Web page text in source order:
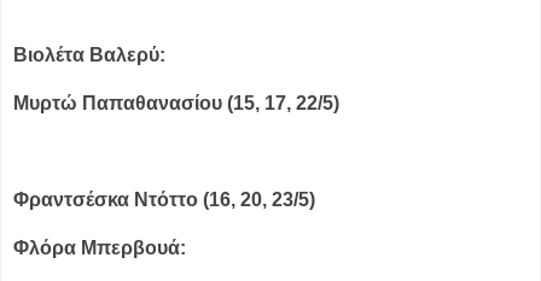
Βιολέτα Βαλερύ:
Mυρτώ Παπαθανασίου (15, 17, 22/5)
Φραντσέσκα Ντόττο (16, 20, 23/5)
Φλόρα Μπερβουά: